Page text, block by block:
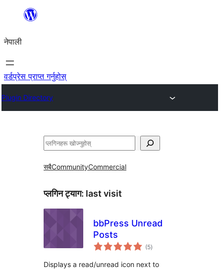
सामग्रीमा
नेपाली
वर्डप्रेस प्राप्त गर्नुहोस्
Plugin Directory
खोज्नुहोस्
सबैCommunityCommercial
प्लगिन ट्याग: last visit
bbPress Unread
Posts
(5कुल
रेटिङ्गहरू
)
Displays a read/unread icon next to